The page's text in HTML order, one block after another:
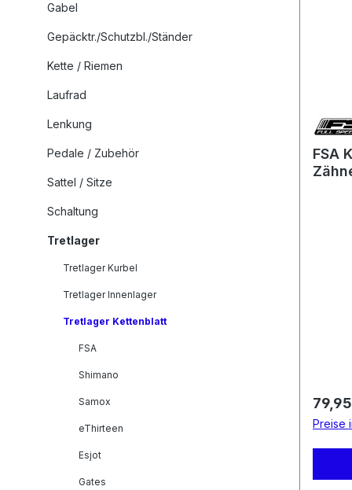
Gabel
Gepäcktr./Schutzbl./Ständer
Kette / Riemen
Laufrad
Lenkung
Pedale / Zubehör
Sattel / Sitze
Schaltung
Tretlager
Tretlager Kurbel
Tretlager Innenlager
Tretlager Kettenblatt
FSA
Shimano
Samox
eThirteen
Esjot
Gates
FSA
Preise